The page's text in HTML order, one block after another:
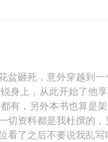
盆砸死，意外穿越到一
身上，从此开始了他
，另外本书也算是
切资料都是我杜撰的，
看了之后不要说我乱写